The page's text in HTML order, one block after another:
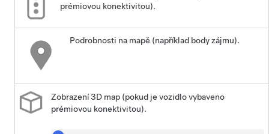
prémiovou konektivitou).
Podrobnosti na mapě (například body zájmu).
Zobrazení 3D map (pokud je vozidlo vybaveno
prémiovou konektivitou).